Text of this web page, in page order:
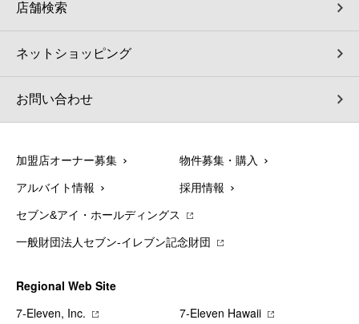
店舗検索
ネットショッピング
お問い合わせ
加盟店オーナー募集 物件募集・購入
アルバイト情報 採用情報
セブン&アイ・ホールディングス
一般財団法人セブン-イレブン記念財団
Regional Web Site
7‐Eleven, Inc.
7‐Eleven Hawaii